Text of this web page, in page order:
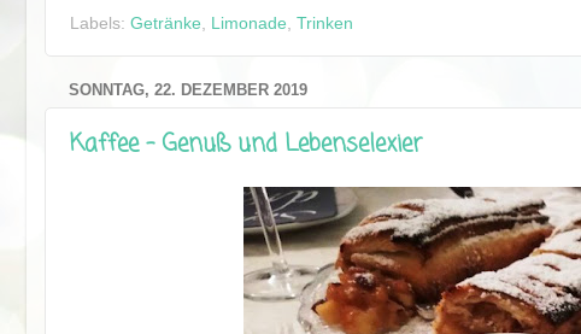
Labels: Getränke Limonade Trinken
SONNTAG, 22. DEZEMBER 2019
Kaffee - Genuß und Lebenselexier